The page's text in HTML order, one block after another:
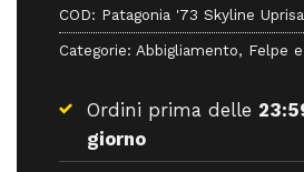
COD: Patagonia '73 Skyline
Categorie: Abbigliamento, Felpe
Ordini prima delle
giorno